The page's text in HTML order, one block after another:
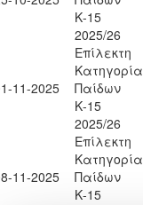
Κ-15
2025/26
11-2025
Επίλεκτη
Κατηγορία
Παίδων
Κ-15
2025/26
11-2025
Επίλεκτη
Κατηγορία
Παίδων
Κ-15